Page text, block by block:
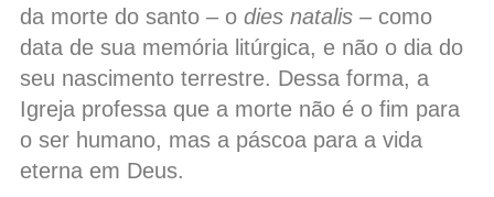
da morte do santo – o dies natalis – como
data de sua memória litúrgica, e não o dia do
seu nascimento terrestre. Dessa forma, a
Igreja professa que a morte não é o fim para
o ser humano, mas a páscoa para a vida
eterna em Deus.